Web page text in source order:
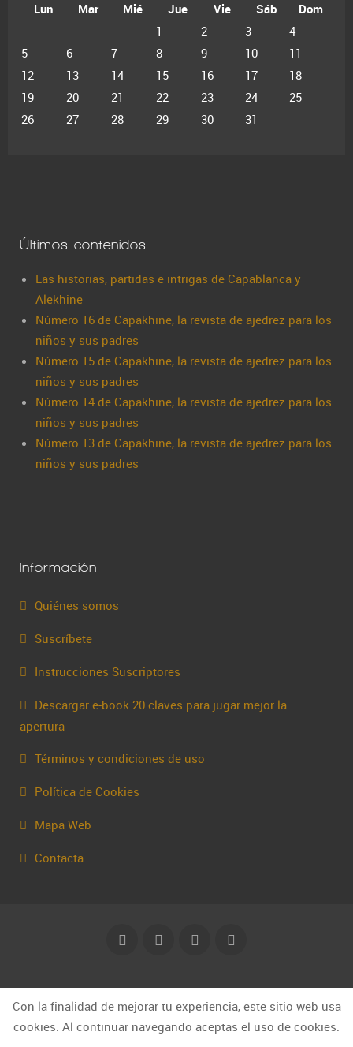
Lun
Mar Mié Jue Vie Sáb
Dom
1
2 3
4
5
6 7 8 9 10
11
12
13 14 15 16 17
18
19
20 21 22 23 24
25
26
27 28 29 30 31
Últimos contenidos
Las historias, partidas e intrigas de Capablanca y
Alekhine
Número 16 de Capakhine, la revista de ajedrez para los
niños y sus padres
Número 15 de Capakhine, la revista de ajedrez para los
niños y sus padres
Número 14 de Capakhine, la revista de ajedrez para los
niños y sus padres
Número 13 de Capakhine, la revista de ajedrez para los
niños y sus padres
Información
Quiénes somos
Suscríbete
Instrucciones Suscriptores
Descargar e-book 20 claves para jugar mejor la
apertura
Términos y condiciones de uso
Política de Cookies
Mapa Web
Contacta
© Capakhine 2025 | capakhine@gmail.com
Con la finalidad de mejorar tu experiencia, este sitio web usa
cookies. Al continuar navegando aceptas el uso de cookies.